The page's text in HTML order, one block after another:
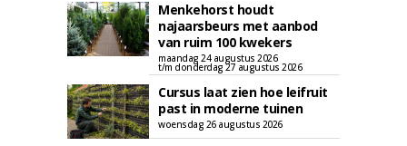
Menkehorst houdt
najaarsbeurs met aanbod
van ruim 100 kwekers
maandag 24 augustus 2026
t/m donderdag 27 augustus 2026
Cursus laat zien hoe leifruit
past in moderne tuinen
woensdag 26 augustus 2026